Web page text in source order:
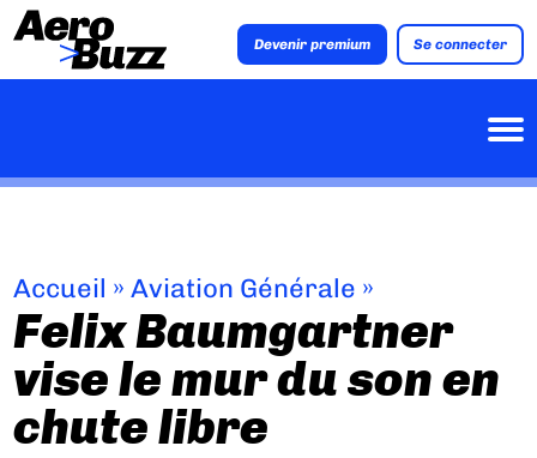
Devenir premium Se connecter
Accueil »Aviation Générale »
Felix Baumgartner
vise le mur du son en
chute libre